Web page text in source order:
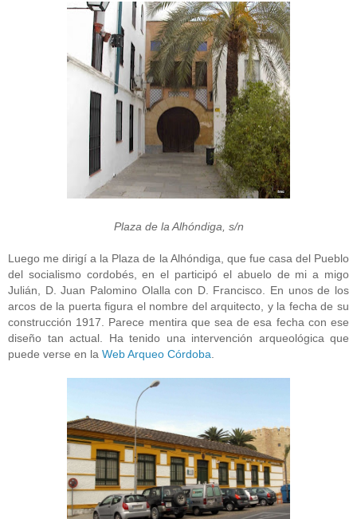
Plaza de la Alhóndiga, s/n
Luego me dirigí a la Plaza de la Alhóndiga, que fue casa del Pueblo
del socialismo cordobés, en el participó el abuelo de mi a migo
Julián, D. Juan Palomino Olalla con D. Francisco. En unos de los
arcos de la puerta figura el nombre del arquitecto, y la fecha de su
construcción 1917. Parece mentira que sea de esa fecha con ese
diseño tan actual. Ha tenido una intervención arqueológica que
puede verse en la Web Arqueo Córdoba